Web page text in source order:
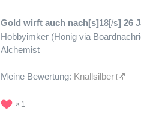
Gold wirft auch nach[s]18[/s] 26
Hobbyimker (Honig via
Alchemist
Meine Bewertung: Knallsilber
1